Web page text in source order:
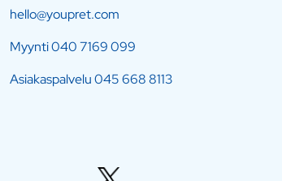
hello@youpret.com
Myynti040 7169 099
Asiakaspalvelu045 668 8113